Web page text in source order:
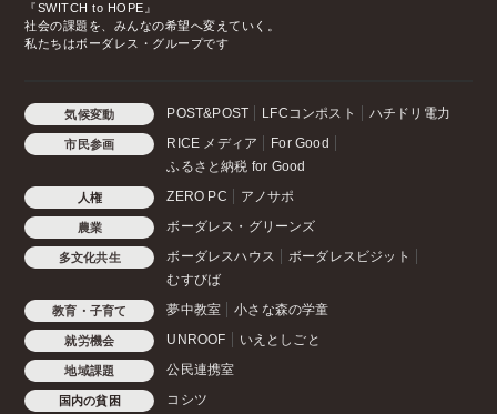
『SWITCH to HOPE』
社会の課題を、みんなの希望へ変えていく。
私たちはボーダレス・グループです
気候変動 POST&POST LFCコンポスト ハチドリ電力
市民参画 RICE メディア
For Good
ふるさと納税 for Good
人権 ZERO PC アノサポ
農業 ボーダレス・グリーンズ
多文化共生 ボーダレスハウス
ボーダレスビジット
むすびば
教育・子育て 夢中教室 小さな森の学童
就労機会 UNROOF いえとしごと
地域課題 公民連携室
国内の貧困 コシツ